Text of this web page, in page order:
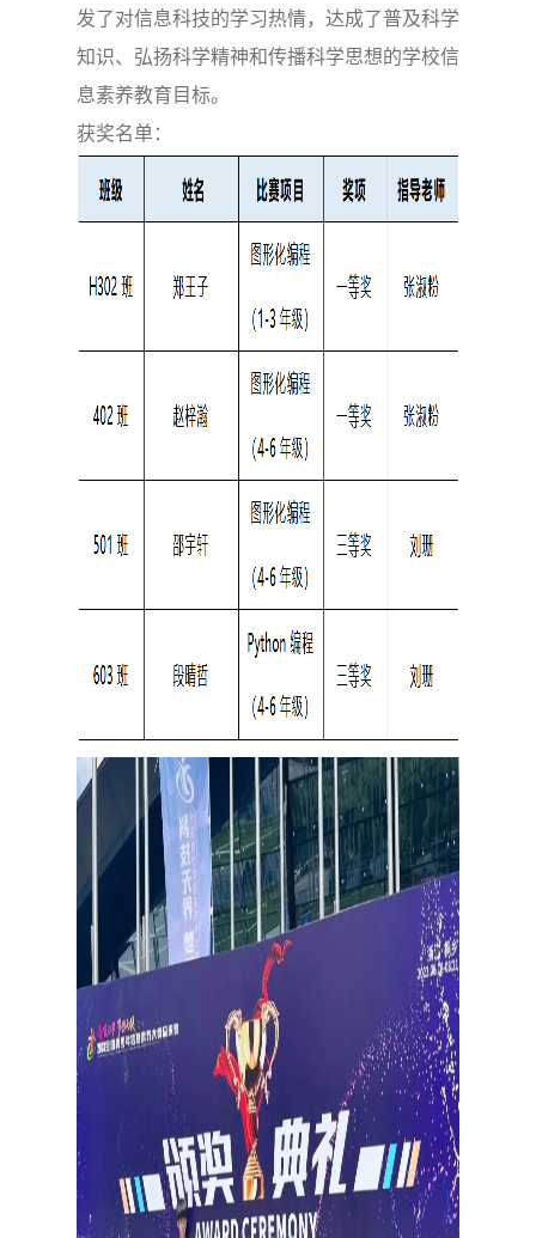
发了对信息科技的学习热情，达成了普及科学
知识、弘扬科学精神和传播科学思想的学校信
息素养教育目标。
获奖名单：